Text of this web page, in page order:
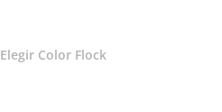
Elegir Color Flock